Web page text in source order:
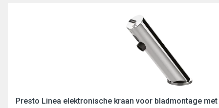
Presto Linea elektronische kraan voor bladmontage